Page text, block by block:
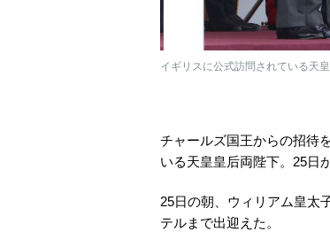
イギリスに公式訪問されている天
チャールズ国王からの招待
いる天皇皇后両陛下。25日
25日の朝、ウィリアム皇太
テルまで出迎えた。